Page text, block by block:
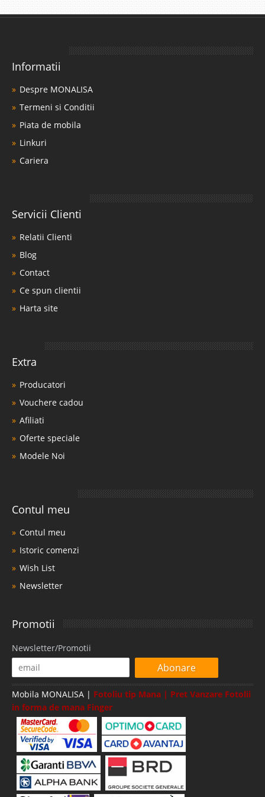
Informatii
Despre MONALISA
Termeni si Conditii
Piata de mobila
Linkuri
Cariera
Servicii Clienti
Relatii Clienti
Blog
Contact
Ce spun clientii
Harta site
Extra
Producatori
Vouchere cadou
Afiliati
Oferte speciale
Modele Noi
Contul meu
Contul meu
Istoric comenzi
Wish List
Newsletter
Promotii
Newsletter/Promotii
Abonare
Mobila MONALISA | Fotoliu tip Mana | Pret Vanzare Fotolii
in forma de mana Finger